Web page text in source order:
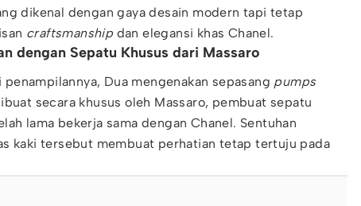
dikenal dengan gaya desain modern tapi tetap
craftsmanship dan elegansi khas Chanel.
dengan Sepatu Khusus dari Massaro
Dua mengenakan sepasang pumps
secara khusus oleh Massaro, pembuat sepatu
lama bekerja sama dengan Chanel. Sentuhan
kaki tersebut membuat perhatian tetap tertuju pada